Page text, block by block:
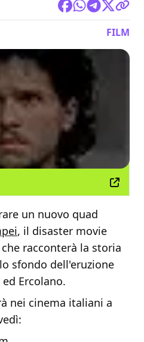
FILM
un nuovo quad
, il disaster movie
racconterà la storia
sfondo dell'eruzione
Ercolano.
nei cinema italiani a